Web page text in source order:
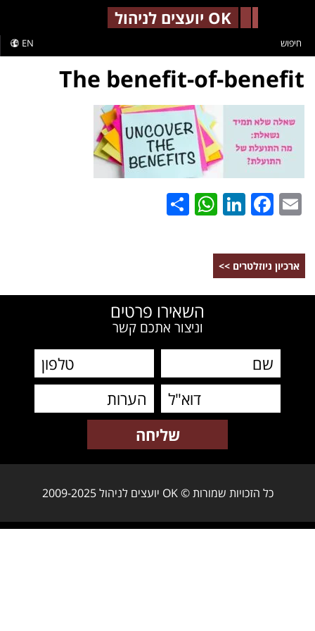
OK יועצים לניהול
EN חיפוש
The benefit-of-benefit
Email
Facebook
LinkedIn
WhatsApp
ארכיון ניוזלטרים >>
השאירו פרטים
וניצור אתכם קשר
כל הזכויות שמורות © OK יועצים לניהול 2009-2025